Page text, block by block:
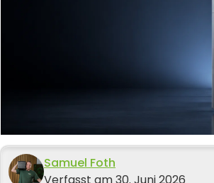
Samuel Foth
Verfasst am 30. Juni 2026